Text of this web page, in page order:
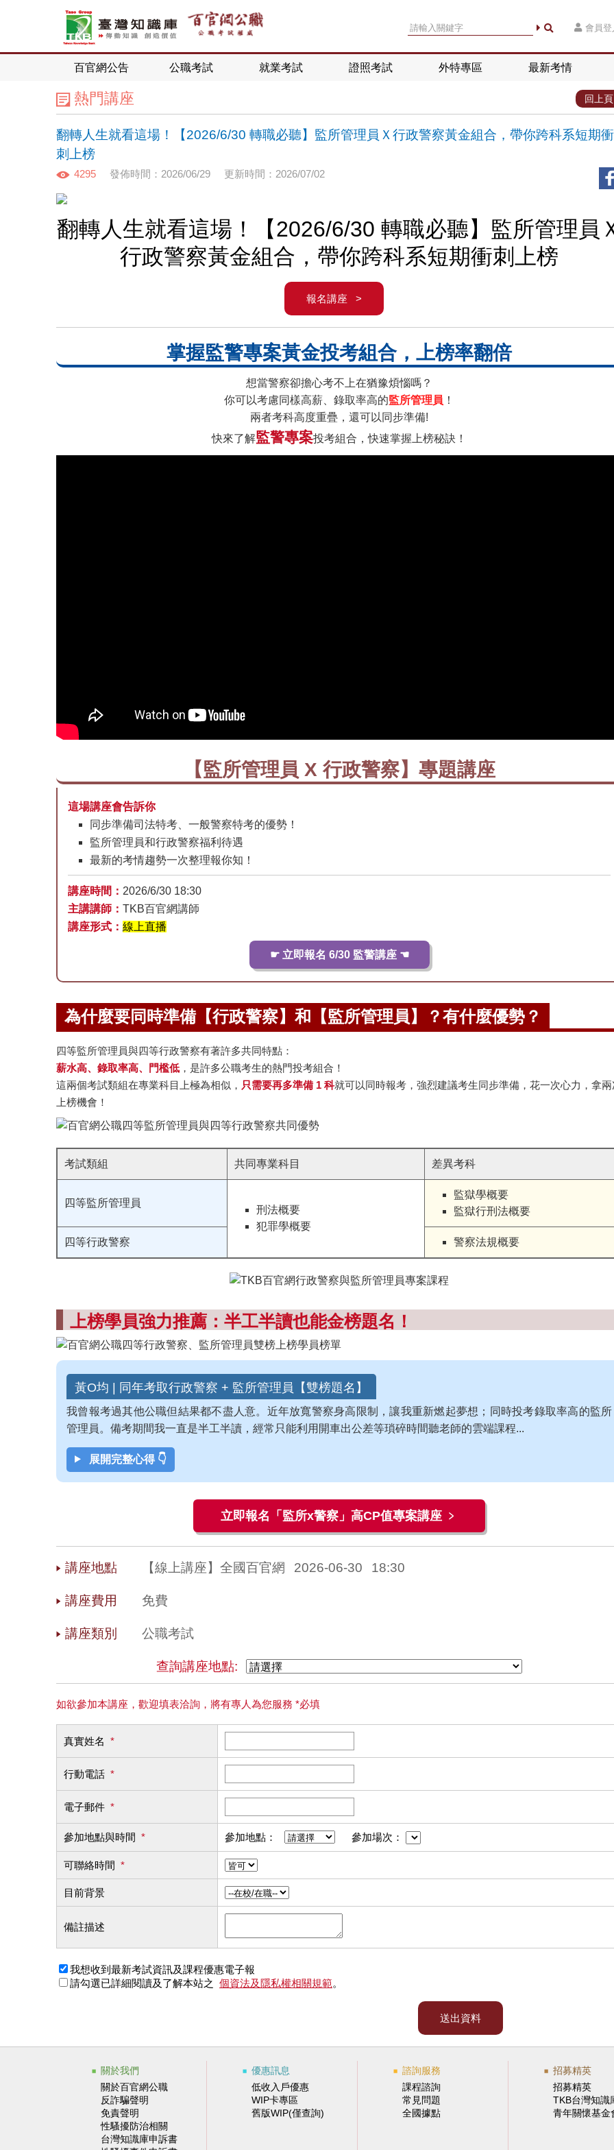
會員登
百官網公告 公職考試 就業考試 證照考試 外特專區 最新考情
熱門講座 回上頁
翻轉人生就看這場！【2026/6/30 轉職必聽】監所管理員Ｘ行政警察黃金組合，帶你跨科系短期衝
刺上榜
4295 發佈時間：2026/06/29 更新時間：2026/07/02
翻轉人生就看這場！【2026/6/30 轉職必聽】監所管理員
行政警察黃金組合，帶你跨科系短期衝刺上榜
報名講座 >
掌握監警專案黃金投考組合，上榜率翻倍
想當警察卻擔心考不上在猶豫煩惱嗎？
你可以考慮同樣高薪、錄取率高的監所管理員 ！
兩者考科高度重疊，還可以同步準備!
快來了解監警專案投考組合，快速掌握上榜秘訣！
【監所管理員 X 行政警察】專題講座
這場講座會告訴你
同步準備司法特考、一般警察特考的優勢！
監所管理員和行政警察福利待遇
最新的考情趨勢一次整理報你知！
講座時間： 2026/6/30 18:30
主講講師： TKB百官網講師
講座形式： 線上直播
☛ 立即報名 6/30 監警講座 ☚
為什麼要同時準備【行政警察】和【監所管理員】？有什麼優勢？
四等監所管理員與四等行政警察有著許多共同特點：
薪水高、錄取率高、門檻低 ，是許多公職考生的熱門投考組合！
這兩個考試類組在專業科目上極為相似， 只需要再多準備 1 科就可以同時報考，強烈建議考生同步準備，花一次心力，拿兩
上榜機會！
考試類組 共同專業科目 差異考科
四等監所管理員
刑法概要
犯罪學概要
監獄學概要
監獄行刑法概要
四等行政警察 警察法規概要
上榜學員強力推薦：半工半讀也能金榜題名！
黃O均 | 同年考取行政警察 + 監所管理員【雙榜題名】
我曾報考過其他公職但結果都不盡人意。近年放寬警察身高限制 ，讓我重新燃起夢想；同時投考錄取率高的監所
管理員 。備考期間我一直是半工半讀，經常只能利用開車出公差等瑣碎時間聽老師的雲端課程...
展開完整心得 👇
立即報名「監所x警察」高CP值專案講座 ﹥
講座地點 【線上講座】全國百官網 2026-06-30 18:30
講座費用 免費
講座類別 公職考試
查詢講座地點:
如欲參加本講座，歡迎填表洽詢，將有專人為您服務 *必填
真實姓名 *
行動電話 *
電子郵件 *
參加地點與時間 * 參加地點： 參加場次：
可聯絡時間 *
目前背景
備註描述
我想收到最新考試資訊及課程優惠電子報
請勾選已詳細閱讀及了解本站之 個資法及隱私權相關規範。
送出資料
關於我們
關於百官網公職
反詐騙聲明
免責聲明
性騷擾防治相關
台灣知識庫申訴書
優惠訊息
低收入戶優惠
WIP卡專區
舊版WIP(僅查詢)
諮詢服務
課程諮詢
常見問題
全國據點
招募精英
招募精英
TKB台灣知識
青年關懷基金